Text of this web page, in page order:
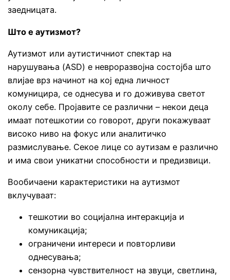
заедницата.
Што е аутизмот?
Аутизмот или аутистичниот спектар на
нарушувања (ASD) е невроразвојна состојба што
влијае врз начинот на кој една личност
комуницира, се однесува и го доживува светот
околу себе. Пројавите се различни – некои деца
имаат потешкотии со говорот, други покажуваат
високо ниво на фокус или аналитичко
размислување. Секое лице со аутизам е различно
и има свои уникатни способности и предизвици.
Вообичаени карактеристики на аутизмот
вклучуваат:
тешкотии во социјална интеракција и
комуникација;
ограничени интереси и повторливи
однесувања;
сензорна чувствителност на звуци, светлина,